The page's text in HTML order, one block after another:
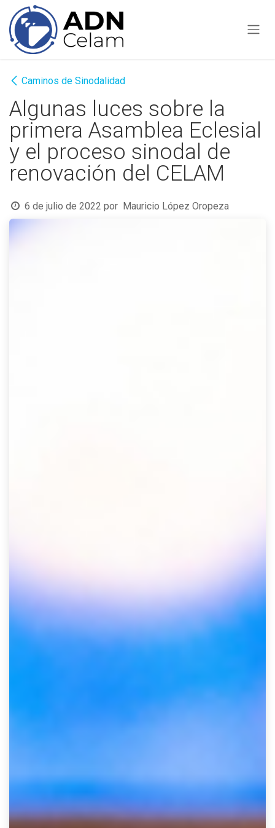
Ir al contenido
Caminos de Sinodalidad
Algunas luces sobre la
primera Asamblea Eclesial
y el proceso sinodal de
renovación del CELAM
6 de julio de 2022 por Mauricio López Oropeza